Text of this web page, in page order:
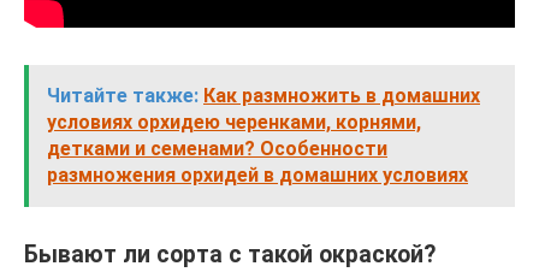
Читайте также: Как размножить в домашних
условиях орхидею черенками, корнями,
детками и семенами? Особенности
размножения орхидей в домашних условиях
Бывают ли сорта с такой окраской?